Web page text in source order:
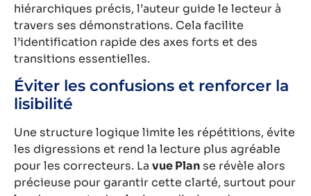
hiérarchiques précis, l’auteur guide le lecteur à
travers ses démonstrations. Cela facilite
l’identification rapide des axes forts et des
transitions essentielles.
Éviter les confusions et renforcer la
lisibilité
Une structure logique limite les répétitions, évite
les digressions et rend la lecture plus agréable
pour les correcteurs. La vue Plan se révèle alors
précieuse pour garantir cette clarté, surtout pour